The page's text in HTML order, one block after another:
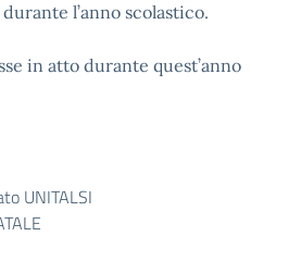
l’anno scolastico.
in atto durante quest’anno
UNITALSI